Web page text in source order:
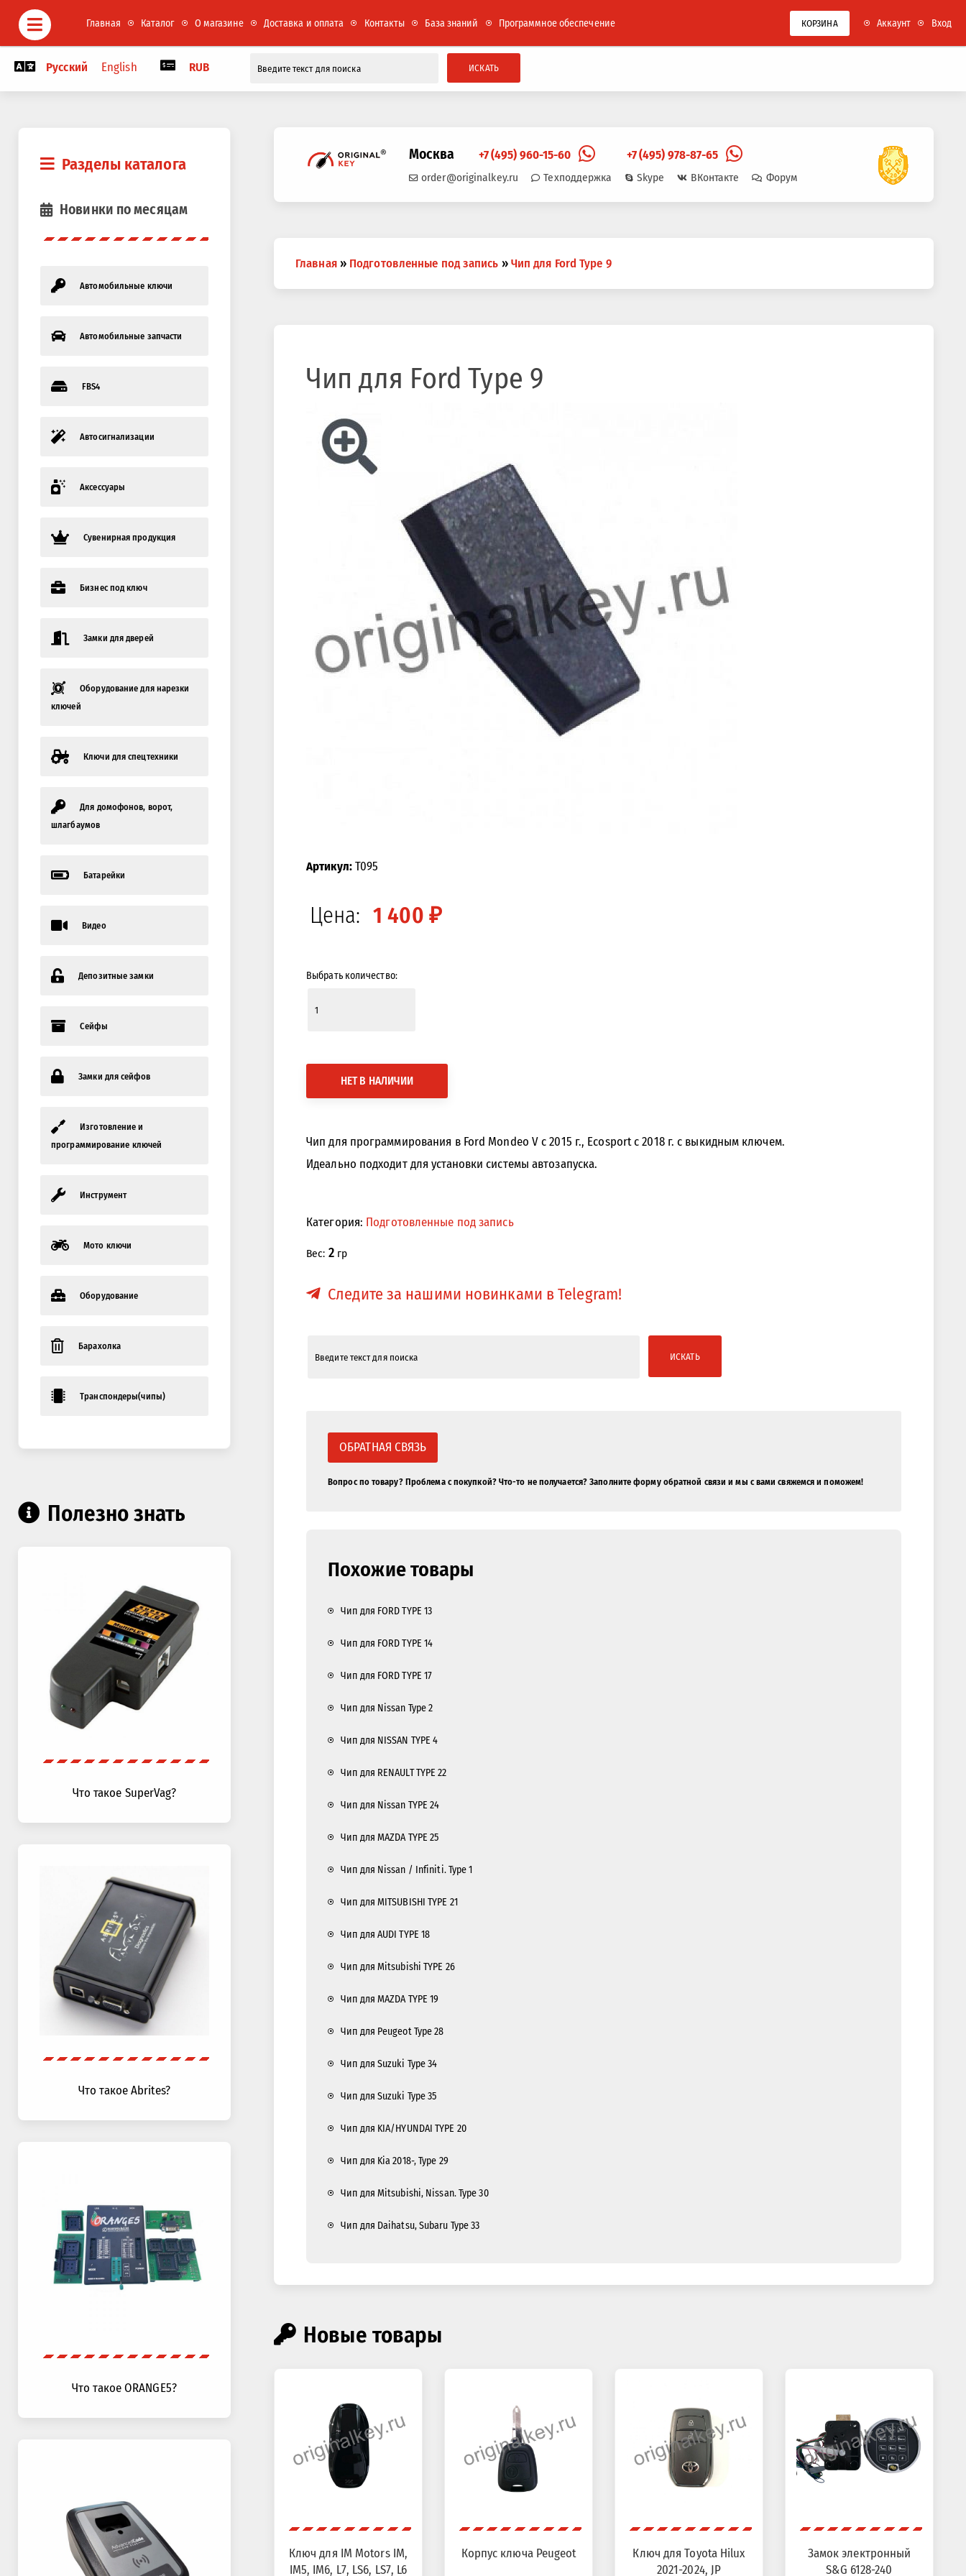
Главная Каталог О магазине Доставка и оплата Контакты База знаний Программное обеспечение КОРЗИНА Аккаунт Вход
Русский English RUB ИСКАТЬ
Разделы каталога
Новинки по месяцам
Автомобильные ключи
Автомобильные запчасти
FBS4
Автосигнализации
Аксессуары
Сувенирная продукция
Бизнес под ключ
Замки для дверей
Оборудование для нарезки
ключей
Ключи для спецтехники
Для домофонов, ворот,
шлагбаумов
Батарейки
Видео
Депозитные замки
Сейфы
Замки для сейфов
Изготовление и
программирование ключей
Инструмент
Мото ключи
Оборудование
Барахолка
Транспондеры(чипы)
Полезно знать
Что такое SuperVag?
Что такое Abrites?
Что такое ORANGE5?
Москва +7 (495) 960-15-60 +7 (495) 978-87-65
order@originalkey.ru Техподдержка Skype ВКонтакте Форум
здесь
Главная » Подготовленные под запись » Чип для Ford Type 9
Чип для Ford Type 9
Артикул:T095
Цена: 1 400 ₽
Выбрать количество:
НЕТ В НАЛИЧИИ
Чип для программирования в Ford Mondeo V с 2015 г., Ecosport с 2018 г. с выкидным ключем.
Идеально подходит для установки системы автозапуска.
Категория: Подготовленные под запись
Вес: 2гр
Следите за нашими новинками в Telegram!
ИСКАТЬ
ОБРАТНАЯ СВЯЗЬ
Вопрос по товару? Проблема с покупкой? Что-то не получается? Заполните форму обратной связи и мы с вами свяжемся и поможем!
Похожие товары
Чип для FORD TYPE 13
Чип для FORD TYPE 14
Чип для FORD TYPE 17
Чип для Nissan Type 2
Чип для NISSAN TYPE 4
Чип для RENAULT TYPE 22
Чип для Nissan TYPE 24
Чип для MAZDA TYPE 25
Чип для Nissan / Infiniti. Type 1
Чип для MITSUBISHI TYPE 21
Чип для AUDI TYPE 18
Чип для Mitsubishi TYPE 26
Чип для MAZDA TYPE 19
Чип для Peugeot Type 28
Чип для Suzuki Type 34
Чип для Suzuki Type 35
Чип для KIA/HYUNDAI TYPE 20
Чип для Kia 2018-, Type 29
Чип для Mitsubishi, Nissan. Type 30
Чип для Daihatsu, Subaru Type 33
Новые товары
Ключ для IM Motors IM,
IM5, IM6, L7, LS6, LS7, L6
Корпус ключа Peugeot
Ключ для Toyota Hilux
2021-2024, JP
Замок электронный
S&G 6128-240